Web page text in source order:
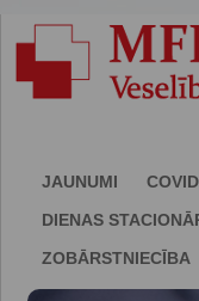
JAUNUMI
DIENAS
ZOBĀRSTNIECĪBA